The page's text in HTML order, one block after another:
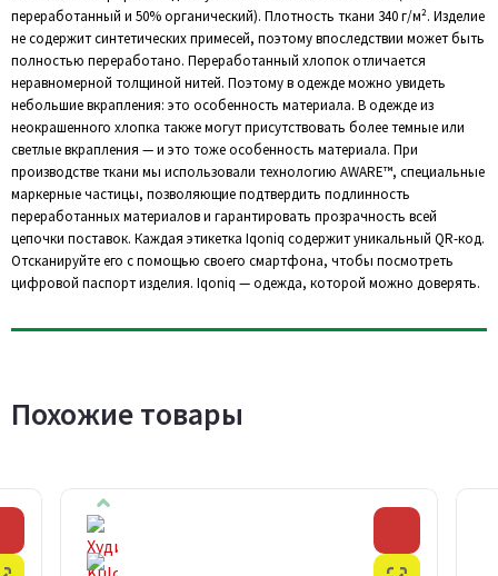
переработанный и 50% органический). Плотность ткани 340 г/м². Изделие
не содержит синтетических примесей, поэтому впоследствии может быть
полностью переработано. Переработанный хлопок отличается
неравномерной толщиной нитей. Поэтому в одежде можно увидеть
небольшие вкрапления: это особенность материала. В одежде из
неокрашенного хлопка также могут присутствовать более темные или
светлые вкрапления — и это тоже особенность материала. При
производстве ткани мы использовали технологию AWARE™, специальные
маркерные частицы, позволяющие подтвердить подлинность
переработанных материалов и гарантировать прозрачность всей
цепочки поставок. Каждая этикетка Iqoniq содержит уникальный QR-код.
Отсканируйте его с помощью своего смартфона, чтобы посмотреть
цифровой паспорт изделия. Iqoniq — одежда, которой можно доверять.
Похожие товары